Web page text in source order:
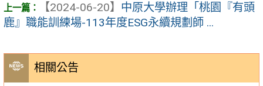
相關公告
【2024-06-20】 中原大學辦理「桃園『有頭
鹿』職能訓練場-113年度ESG永續規劃師 ...